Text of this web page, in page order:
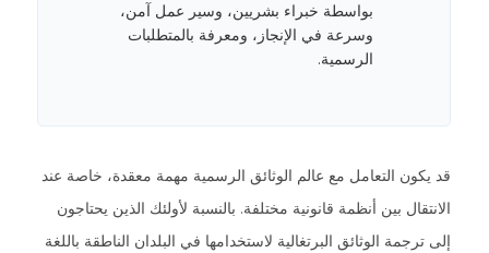
بواسطة خبراء بشريين، وسير عمل آمن،
وسرعة في الإنجاز، ومعرفة بالمتطلبات
الرسمية.
قد يكون التعامل مع عالم الوثائق الرسمية مهمة معقدة، خاصة عند
الانتقال بين أنظمة قانونية مختلفة. بالنسبة لأولئك الذين يحتاجون
إلى ترجمة الوثائق البرتغالية لاستخدامها في البلدان الناطقة باللغة